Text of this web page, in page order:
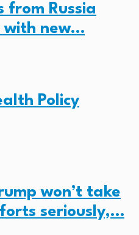
from Russia
with new…
Policy
won’t take
seriously,…